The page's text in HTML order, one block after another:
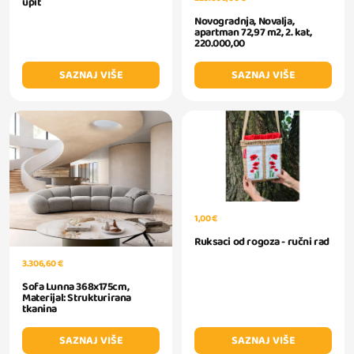
SAZNAJ VIŠE
Novogradnja, Novalja,
apartman 72,97 m2, 2. kat,
220.000,00
SAZNAJ VIŠE
3.306,60 €
Sofa Lunna 368x175cm,
Materijal: Strukturirana
tkanina
SAZNAJ VIŠE
1,00 €
Ruksaci od rogoza - ručni rad
SAZNAJ VIŠE